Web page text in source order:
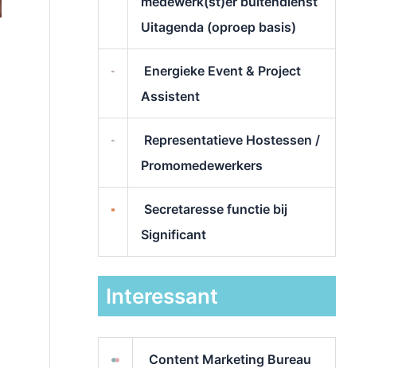
Uitagenda (oproep basis)
Energieke Event & Project
Assistent
Representatieve Hostessen /
Promomedewerkers
Secretaresse functie bij
Significant
Interessant
Content Marketing Bureau